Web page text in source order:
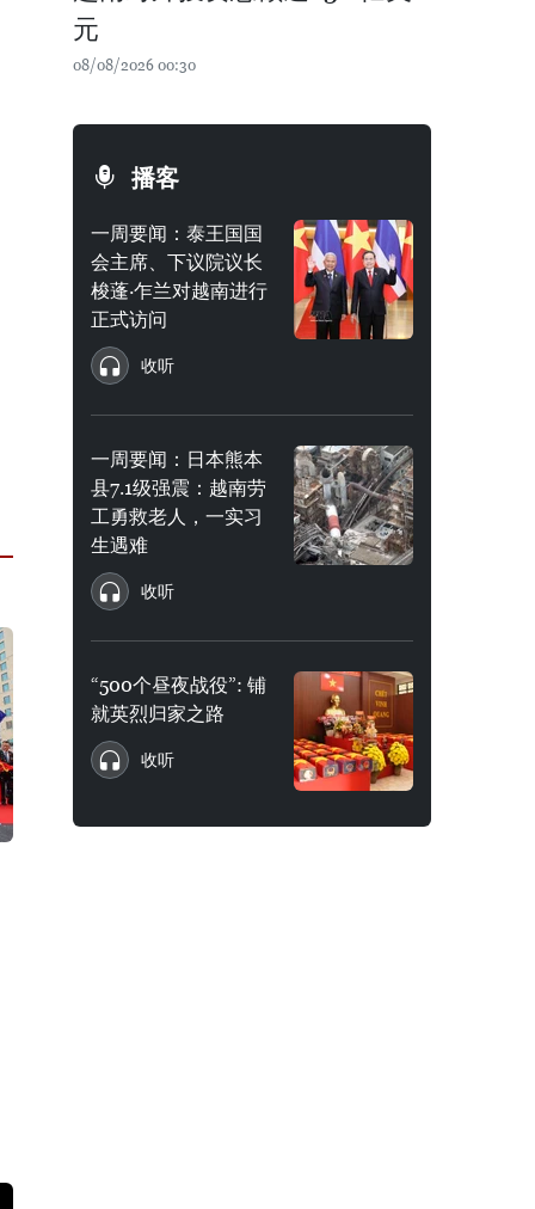
元
08/08/2026 00:30
播客
一周要闻：泰王国国
会主席、下议院议长
梭蓬·乍兰对越南进行
正式访问
收听
一周要闻：日本熊本
县7.1级强震：越南劳
工勇救老人，一实习
生遇难
收听
“500个昼夜战役”: 铺
就英烈归家之路
收听